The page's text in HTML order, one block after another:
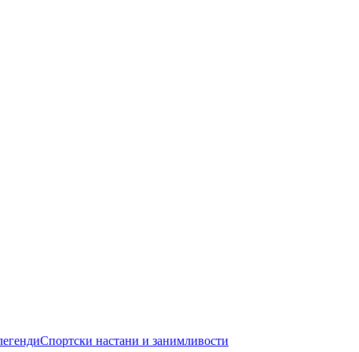
Спортски настани и занимливости